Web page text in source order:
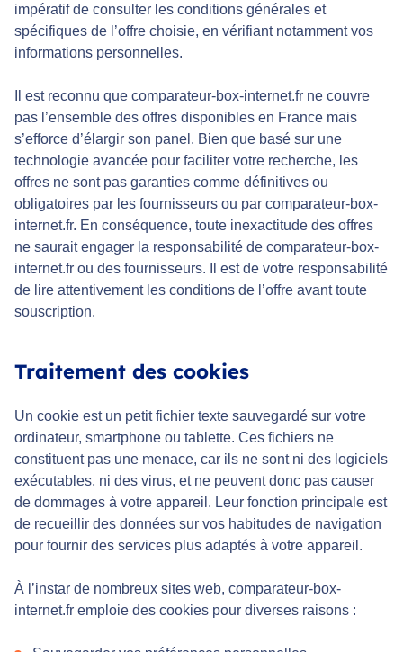
impératif de consulter les conditions générales et
spécifiques de l’offre choisie, en vérifiant notamment vos
informations personnelles.
Il est reconnu que comparateur-box-internet.fr ne couvre
pas l’ensemble des offres disponibles en France mais
s’efforce d’élargir son panel. Bien que basé sur une
technologie avancée pour faciliter votre recherche, les
offres ne sont pas garanties comme définitives ou
obligatoires par les fournisseurs ou par comparateur-box-
internet.fr. En conséquence, toute inexactitude des offres
ne saurait engager la responsabilité de comparateur-box-
internet.fr ou des fournisseurs. Il est de votre responsabilité
de lire attentivement les conditions de l’offre avant toute
souscription.
Traitement des cookies
Un cookie est un petit fichier texte sauvegardé sur votre
ordinateur, smartphone ou tablette. Ces fichiers ne
constituent pas une menace, car ils ne sont ni des logiciels
exécutables, ni des virus, et ne peuvent donc pas causer
de dommages à votre appareil. Leur fonction principale est
de recueillir des données sur vos habitudes de navigation
pour fournir des services plus adaptés à votre appareil.
À l’instar de nombreux sites web, comparateur-box-
internet.fr emploie des cookies pour diverses raisons :